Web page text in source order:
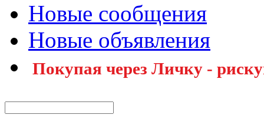
Новые сообщения
Новые объявления
Покупая через Личку -